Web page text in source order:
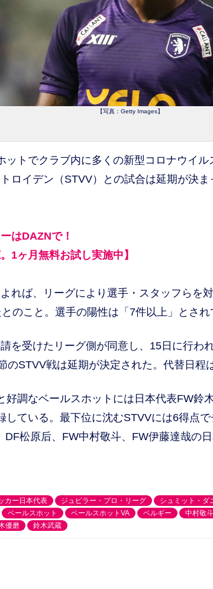
【写真：Getty Images】
トでクラブ内に多くの新型コロナウイル
ロイデン（STVV）との試合は延期が決
はDAZNで！
1ヶ月無料お試し実施中】
れば、リーグにより選手・スタッフらを
のこと。選手の陽性は「7件以上」とされ
を受けたリーグ側が同意し、15日に行わ
のSTVV戦は延期が決定された。代替日程
調なベールスホットには日本代表FW鈴
ている。最下位に沈むSTVVには6得点で
松原后、FW中村敬斗、FW伊藤達哉の
カー日本代表 ジュピラー・プロ・リーグ シュミット・ダ
ベールスホット ベールスホットVA ベルギー 中村敬斗
優磨 鈴木武蔵